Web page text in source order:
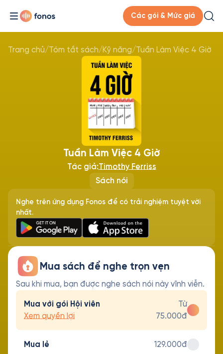
Các gói & Mức giá
Trang chủ/Tóm tắt sách/Kỹ năng/Tuần Làm Việc 4 Giờ
Sách nói
Tuần Làm Việc 4 Giờ
Tác giả:Timothy Ferriss
Nghe trên ứng dụng Fonos để có trải nghiệm tuyệt vời
nhất.
Mua sách để nghe trọn vẹn
Sau khi mua, bạn được nghe sách nói này vĩnh viễn.
Mua với gói Hội viên
Xem quyền lợi
Từ
75.000đ
Mua lẻ 129.000đ